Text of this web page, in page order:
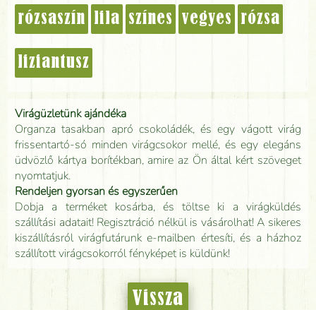
rózsaszín lila színes vegyes rózsa
liziantusz
Virágüzletünk ajándéka
Organza tasakban apró csokoládék, és egy vágott virág
frissentartó-só minden virágcsokor mellé, és egy elegáns
üdvözlő kártya borítékban, amire az Ön által kért szöveget
nyomtatjuk.
Rendeljen gyorsan és egyszerűen
Dobja a terméket kosárba, és töltse ki a virágküldés
szállítási adatait! Regisztráció nélkül is vásárolhat! A sikeres
kiszállításról virágfutárunk e-mailben értesíti, és a házhoz
szállított virágcsokorról fényképet is küldünk!
Vissza